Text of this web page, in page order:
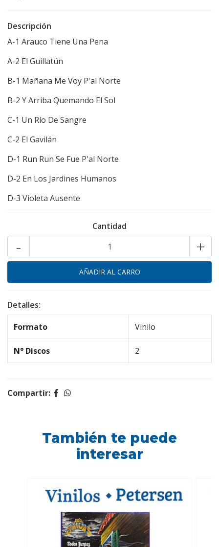
Descripción
A-1 Arauco Tiene Una Pena
A-2 El Guillatún
B-1 Mañana Me Voy P'al Norte
B-2 Y Arriba Quemando El Sol
C-1 Un Río De Sangre
C-2 El Gavilán
D-1 Run Run Se Fue P'al Norte
D-2 En Los Jardines Humanos
D-3 Violeta Ausente
Cantidad
+
-
Detalles:
Formato Vinilo
N° Discos 2
Compartir:
También te puede
interesar